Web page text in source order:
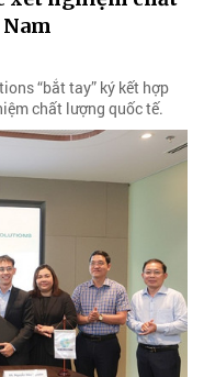
“bắt tay” ký kết hợp
chất lượng quốc tế.